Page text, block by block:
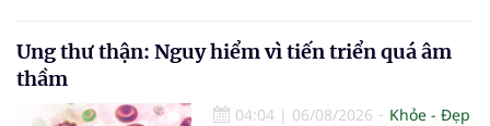
sắc quy mô, khác biệt và tiên
lĩnh, Văn hóa và Công nghệ số
Ung thư thận: Nguy hiểm vì tiến triển quá âm
thầm
04:04 | 06/08/2026
Khỏe - Đẹp